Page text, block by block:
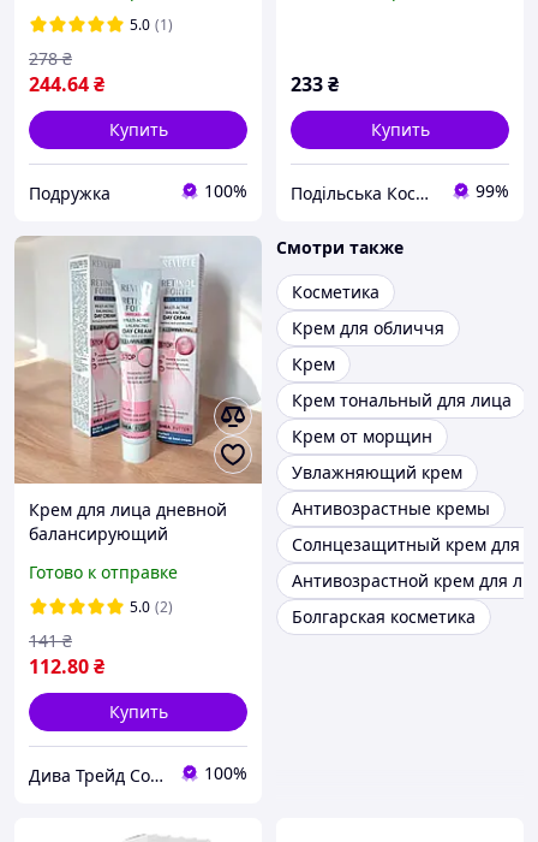
5.0 (1)
244.64₴
278 ₴
Купить
Подружка 100%
233₴
Купить
Подільська Косметична Компанія 99%
Крем для лица дневной
балансирующий
Forte Revuele 50 мл
Готово к отправке
5.0 (2)
112.80₴
141 ₴
Купить
Дива Трейд Cosmetics & Household 100%
Смотри также
Косметика
Крем для обличчя
Крем
Крем тональный для лица
Крем от морщин
Увлажняющий крем
Антивозрастные кремы
Солнцезащитный крем для
Антивозрастной крем для
Болгарская косметика